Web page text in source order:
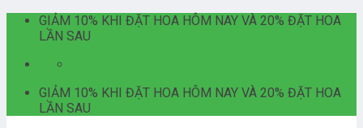
Skip
GIẢM 10% KHI ĐẶT HOA HÔM NAY VÀ 20% ĐẶT HOA
LẦN SAU
GIẢM 10% KHI ĐẶT HOA HÔM NAY VÀ 20% ĐẶT HOA
LẦN SAU